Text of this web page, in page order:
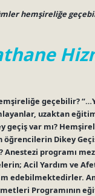
hemşireliğe
geçebilir?
uzaktan
geçiş var mı?
Dikey
programı
Acil Yardım ve
edebilmektedirler.
Programının